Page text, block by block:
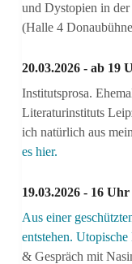
und Dystopien in
(Halle 4
20.03.2026 - ab 19
Institutsprosa.
Literaturinstituts
ich natürlich aus
es hier.
19.03.2026 - 16 Uhr
Aus einer
entstehen.
& Gespräch mit